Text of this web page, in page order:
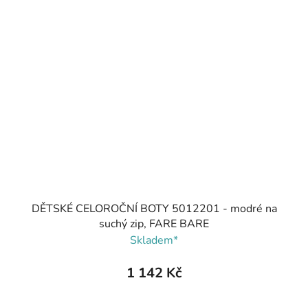
DĚTSKÉ CELOROČNÍ BOTY 5012201 - modré na
suchý zip, FARE BARE
Skladem*
1 142 Kč